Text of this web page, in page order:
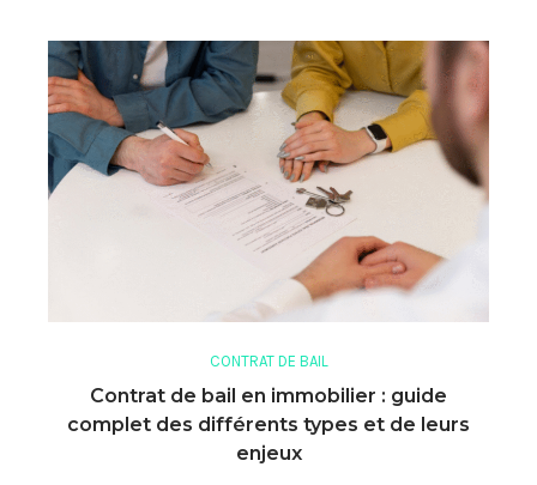
CONTRAT DE BAIL
Contrat de bail en immobilier : guide
complet des différents types et de leurs
enjeux